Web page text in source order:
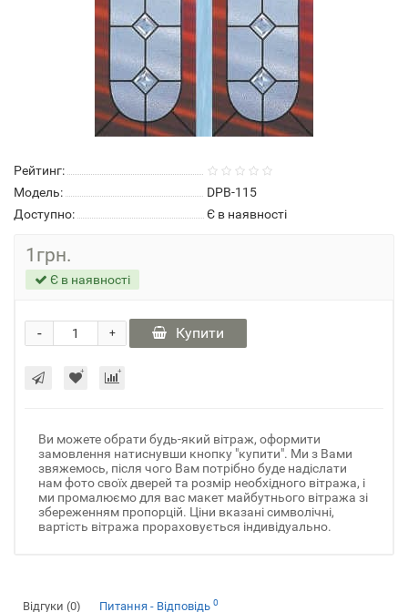
Рейтинг:
Модель:
DPB-115
Доступно:
Є в наявності
1грн.
Є в наявності
+
- Купити
Ви можете обрати будь-який вітраж, оформити
замовлення натиснувши кнопку "купити". Ми з Вами
звяжемось, після чого Вам потрібно буде надіслати
нам фото своїх дверей та розмір необхідного вітража, і
ми промалюємо для вас макет майбутнього вітража зі
збереженням пропорцій. Ціни вказані символічні,
вартість вітража прораховується індивідуально.
Відгуки (0) Питання - Відповідь 0